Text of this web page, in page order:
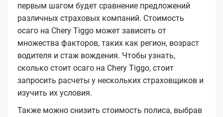
первым шагом будет сравнение предложений
различных страховых компаний. Стоимость
осаго на Chery Tiggo может зависеть от
множества факторов, таких как регион, возраст
водителя и стаж вождения. Чтобы узнать,
сколько стоит осаго на Chery Tiggo, стоит
запросить расчеты у нескольких страховщиков и
изучить их условия.
Также можно снизить стоимость полиса, выбрав